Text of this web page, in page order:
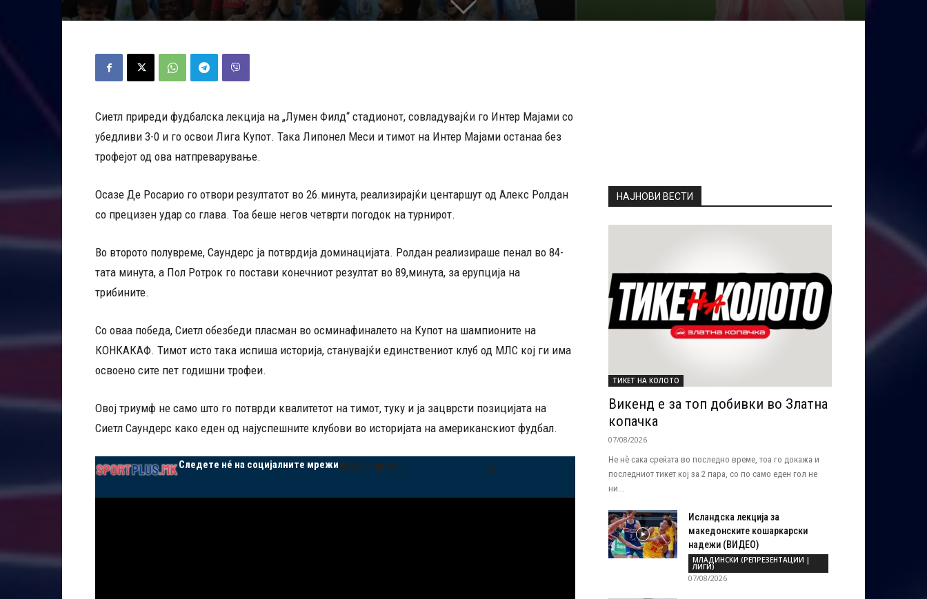
Сиетл приреди фудбалска лекција на „Лумен Филд“ стадионот, совладувајќи го Интер Мајами со
убедливи 3-0 и го освои Лига Купот. Така Липонел Меси и тимот на Интер Мајами останаа без
трофејот од ова натпреварување.
Осазе Де Росарио го отвори резултатот во 26.минута, реализирајќи центаршут од Алекс Ролдан
со прецизен удар со глава. Тоа беше негов четврти погодок на турнирот.
Во второто полувреме, Саундерс ја потврдија доминацијата. Ролдан реализираше пенал во 84-
тата минута, а Пол Ротрок го постави конечниот резултат во 89,минута, за ерупција на
трибините.
Со оваа победа, Сиетл обезбеди пласман во осминафиналето на Купот на шампионите на
КОНКАКАФ. Тимот исто така испиша историја, станувајќи единствениот клуб од МЛС кој ги има
освоено сите пет годишни трофеи.
Овој триумф не само што го потврди квалитетот на тимот, туку и ја зацврсти позицијата на
Сиетл Саундерс како еден од најуспешните клубови во историјата на американскиот фудбал.
Следете нé на социјалните мрежиFacebook
Instagram
X YouTube
VK Mail Threads
НАЈНОВИ ВЕСТИ
ТИКЕТ НА КОЛОТО
Викенд е за топ добивки во Златна
копачка
07/08/2026
Не нѐ сака среќата во последно време, тоа го докажа и
последниот тикет кој за 2 пара, со по само еден гол не
ни...
Исландска лекција за
македонските кошаркарски
надежи (ВИДЕО)
МЛАДИНСКИ (РЕПРЕЗЕНТАЦИИ |
ЛИГИ)
07/08/2026